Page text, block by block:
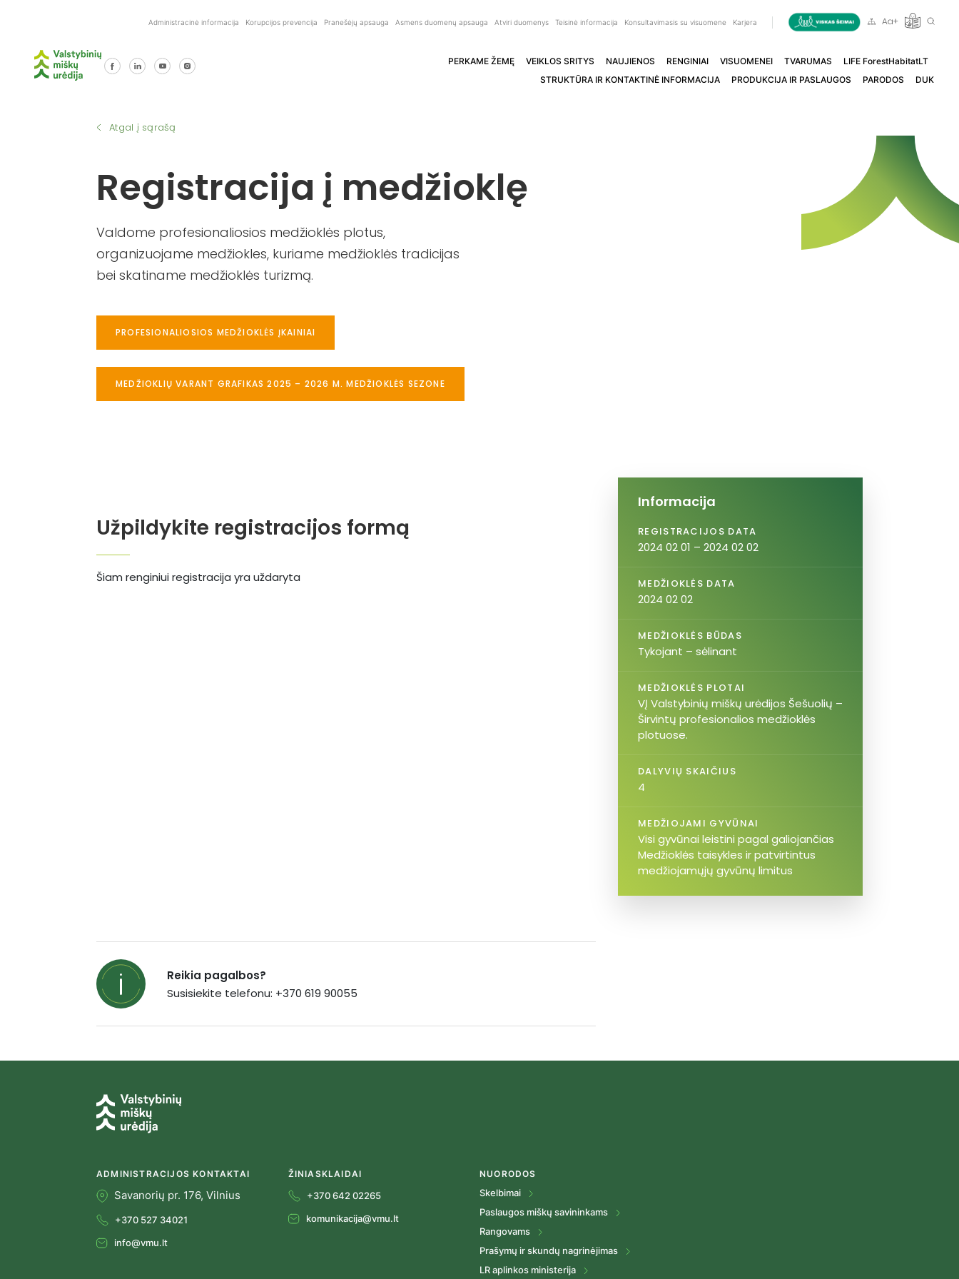
Administracinė informacija Korupcijos prevencija Pranešėjų apsauga Asmens duomenų apsauga Atviri duomenys Teisinė informacija Konsultavimasis su visuomene Karjera
PERKAME ŽEMĘ VEIKLOS SRITYS NAUJIENOS RENGINIAI VISUOMENEI TVARUMAS
LIFE ForestHabitatLT
STRUKTŪRA IR KONTAKTINĖ INFORMACIJA
PRODUKCIJA IR PASLAUGOS PARODOS DUK
Atgal į sąrašą
Registracija į medžioklę
Valdome profesionaliosios medžioklės plotus,
organizuojame medžiokles, kuriame medžioklės tradicijas
bei skatiname medžioklės turizmą.
PROFESIONALIOSIOS MEDŽIOKLĖS ĮKAINIAI
MEDŽIOKLIŲ VARANT GRAFIKAS 2025 – 2026 M. MEDŽIOKLĖS SEZONE
Užpildykite registracijos formą
Šiam renginiui registracija yra uždaryta
Informacija
REGISTRACIJOS DATA
2024 02 01 – 2024 02 02
MEDŽIOKLĖS DATA
2024 02 02
MEDŽIOKLĖS BŪDAS
Tykojant – sėlinant
MEDŽIOKLĖS PLOTAI
VĮ Valstybinių miškų urėdijos Šešuolių –
Širvintų profesionalios medžioklės
plotuose.
DALYVIŲ SKAIČIUS
4
MEDŽIOJAMI GYVŪNAI
Visi gyvūnai leistini pagal galiojančias
Medžioklės taisykles ir patvirtintus
medžiojamųjų gyvūnų limitus
Reikia pagalbos?
Susisiekite telefonu: +370 619 90055
ADMINISTRACIJOS KONTAKTAI
Savanorių pr. 176, Vilnius
+370 527 34021
info@vmu.lt
ŽINIASKLAIDAI
+370 642 02265
komunikacija@vmu.lt
NUORODOS
Skelbimai
Paslaugos miškų savininkams
Rangovams
Prašymų ir skundų nagrinėjimas
LR aplinkos ministerija